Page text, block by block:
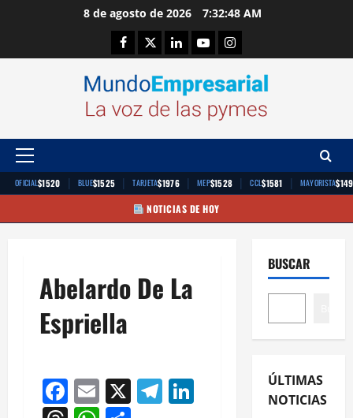
8 de agosto de 2026 7:32:49 AM
Facebook
TwitterLinkedinYoutubeInstagram
Menú
principal
OFICIAL$1520 | BLUE$1525 | TARJETA$1976 | MEP$1528 | CCL$1581 | MAYORISTA
NOTICIAS DE HOY
Abelardo De La
Espriella
Facebook
Email
X Telegram
LinkedIn
BUSCAR
ÚLTIMAS
NOTICIAS